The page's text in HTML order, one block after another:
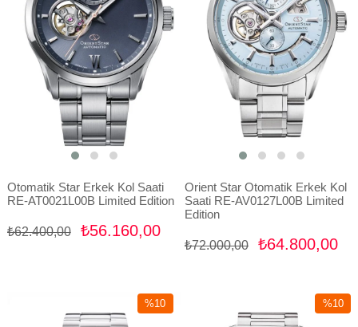
Otomatik Star Erkek Kol Saati
RE-AT0021L00B Limited Edition
₺56.160,00
₺62.400,00
Orient Star Otomatik Erkek Kol
Saati RE-AV0127L00B Limited
Edition
₺64.800,00
₺72.000,00
%10
%10